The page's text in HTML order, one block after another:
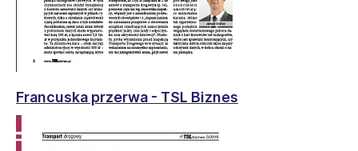
Francuska przerwa - TSL Biznes